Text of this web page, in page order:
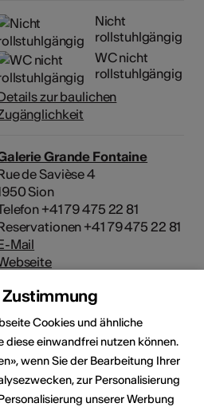
Nicht
rollstuhlgängig
WC nicht
rollstuhlgängig
zur baulichen
Grande Fontaine
de Savièse 4
Sion
+41 79 475 22 81
+41 79 475 22 81
Mail
der Veranstaltung
Altersfreigabe
alle
Cookies und ähnliche
diese einwandfrei nutzen können.
wenn Sie der Bearbeitung Ihrer
zur Personalisierung
unserer Werbung